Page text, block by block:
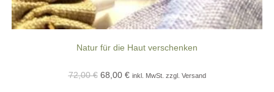
Natur für die Haut verschenken
72,00€ Ursprünglicher
68,00 €Aktueller
inkl. MwSt. zzgl. Versand